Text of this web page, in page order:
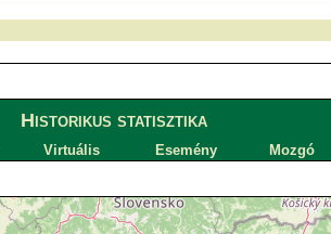
Historikus statisztika
Virtuális Esemény Mozgó